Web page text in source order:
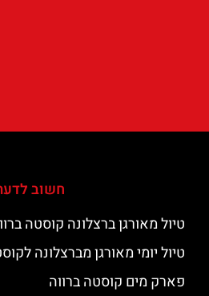
חשוב
טיול מאורגן ברצלונה קוסטה
טיול יומי מאורגן מברצלונה
פארק מים קוסטה ברווה